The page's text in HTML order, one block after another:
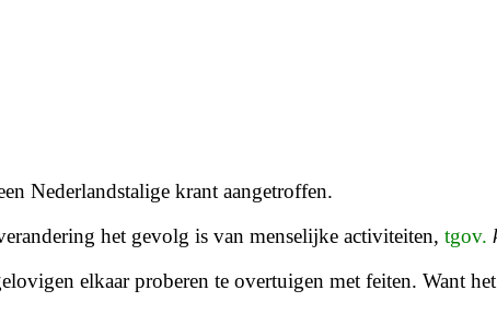
Nederlandstalige krant aangetroffen.
het gevolg is van menselijke activiteiten, tgov.
elkaar proberen te overtuigen met feiten. Want